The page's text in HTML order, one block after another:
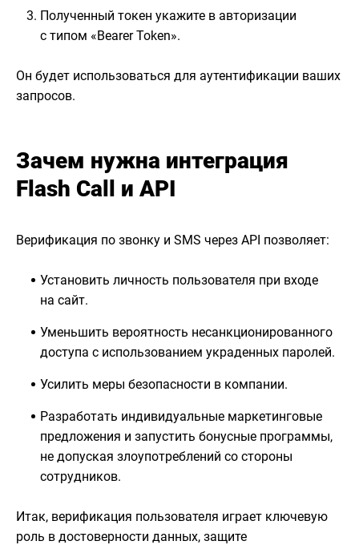
Полученный токен укажите в авторизации
с типом «Bearer Token».
Он будет использоваться для аутентификации ваших
запросов.
Зачем нужна интеграция
Flash Call и API
Верификация по звонку и SMS через API позволяет:
Установить личность пользователя при входе
на сайт.
Уменьшить вероятность несанкционированного
доступа с использованием украденных паролей.
Усилить меры безопасности в компании.
Разработать индивидуальные маркетинговые
предложения и запустить бонусные программы,
не допуская злоупотреблений со стороны
сотрудников.
Итак, верификация пользователя играет ключевую
роль в достоверности данных, защите